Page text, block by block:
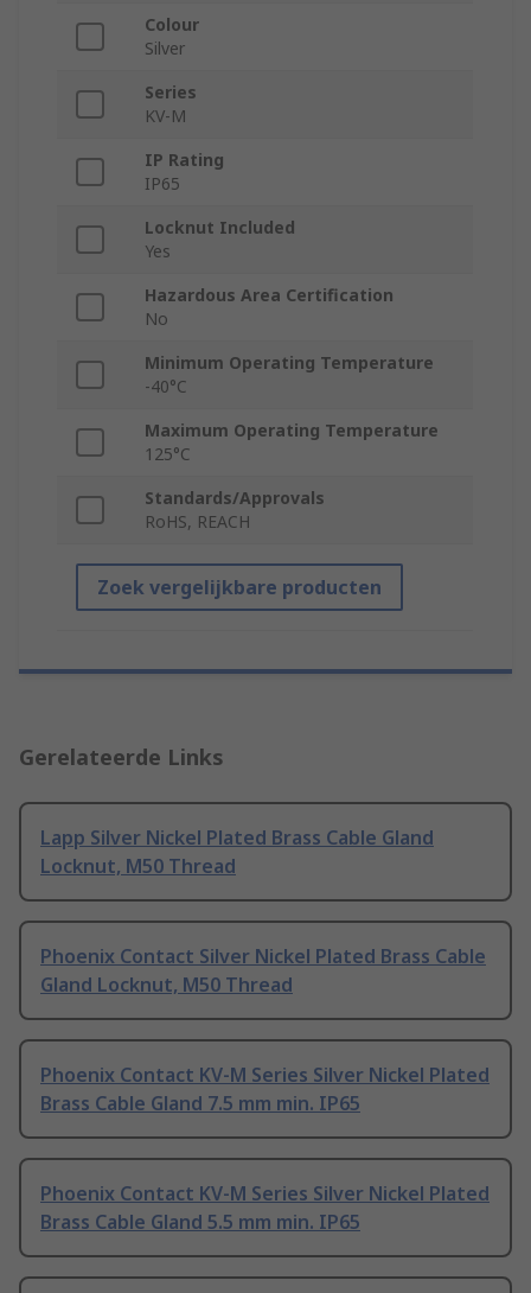
Colour
Silver
Series
KV-M
IP Rating
IP65
Locknut Included
Yes
Hazardous Area Certification
No
Minimum Operating Temperature
-40°C
Maximum Operating Temperature
125°C
Standards/Approvals
RoHS, REACH
Zoek vergelijkbare producten
Gerelateerde Links
Lapp Silver Nickel Plated Brass Cable Gland
Locknut, M50 Thread
Phoenix Contact Silver Nickel Plated Brass Cable
Gland Locknut, M50 Thread
Phoenix Contact KV-M Series Silver Nickel Plated
Brass Cable Gland 7.5 mm min. IP65
Phoenix Contact KV-M Series Silver Nickel Plated
Brass Cable Gland 5.5 mm min. IP65